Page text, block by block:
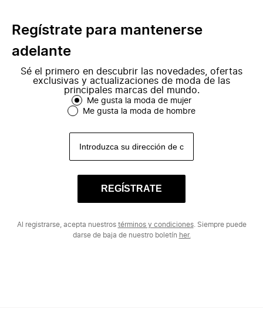
Regístrate para mantenerse
adelante
Sé el primero en descubrir las novedades, ofertas
exclusivas y actualizaciones de moda de las
principales marcas del mundo.
Me gusta la moda de mujer
Me gusta la moda de hombre
REGÍSTRATE
Al registrarse, acepta nuestros términos y condiciones. Siempre puede
darse de baja de nuestro boletín her.